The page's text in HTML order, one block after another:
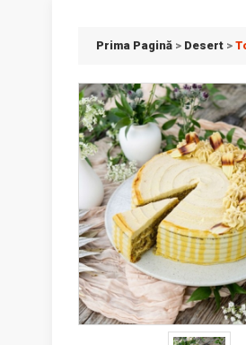
Prima Pagină > Desert >